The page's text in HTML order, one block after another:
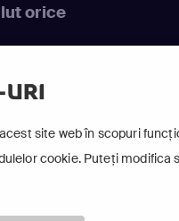
URI
site web în scopuri
cookie. Puteți
orice